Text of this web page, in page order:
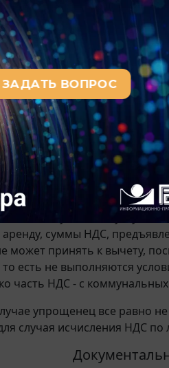
арендодатель не
своими
Президиума ВАС РФ от
названное договором на
Такое
в арендуемых им
от 28.04.2020 N 03-07-07/
06/1/86,от 14.05.2008 N 03-
, письма ФНС России от
).
коммунальных услуг,
суммы НДС,
может принять к вычету,
есть не выполняются
часть НДС - с
упрощенец все равно
случая исчисления НДС по